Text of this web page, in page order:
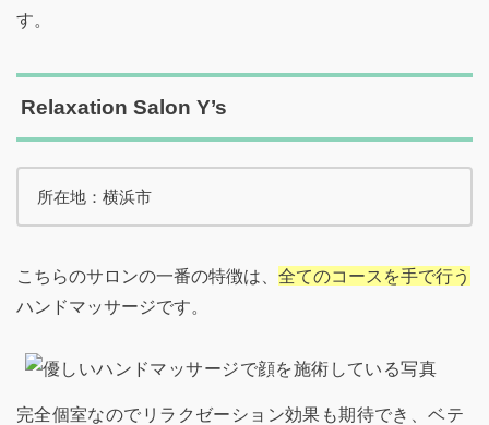
す。
Relaxation Salon Y’s
所在地：横浜市
こちらのサロンの一番の特徴は、 全てのコースを手で行う
ハンドマッサージです。
完全個室なのでリラクゼーション効果も期待でき、ベテ